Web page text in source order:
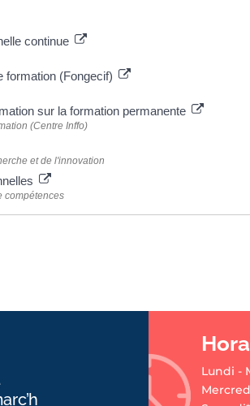
continue
formation (Fongecif)
sur la formation permanente
(Centre Inffo)
et de l'innovation
compétences
Lundi -